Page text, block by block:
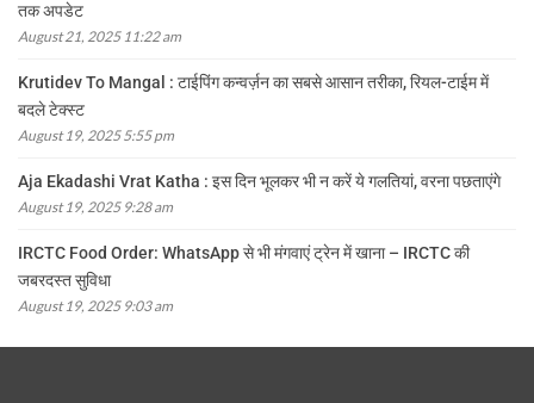
तक अपडेट
August 21, 2025 11:22 am
Krutidev To Mangal : टाईपिंग कन्वर्ज़न का सबसे आसान तरीका, रियल-टाईम में
बदले टेक्स्ट
August 19, 2025 5:55 pm
Aja Ekadashi Vrat Katha : इस दिन भूलकर भी न करें ये गलतियां, वरना पछताएंगे
August 19, 2025 9:28 am
IRCTC Food Order: WhatsApp से भी मंगवाएं ट्रेन में खाना – IRCTC की
जबरदस्त सुविधा
August 19, 2025 9:03 am